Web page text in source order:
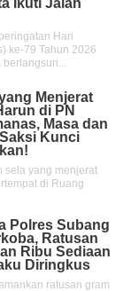
Hari
ke-79 Tahun 2026
Menjerat
di PN
Masa dan
Kunci
sela yang menjerat
di Ruang
Polres Subang
Ratusan
Ribu Sediaan
Diringkus
ratusan gram